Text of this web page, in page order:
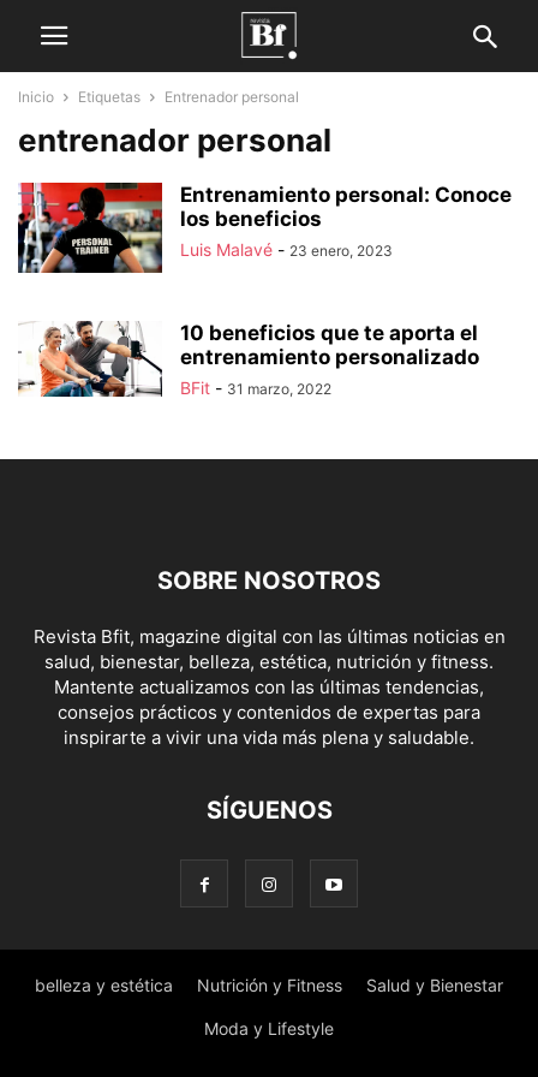
Inicio Etiquetas Entrenador personal
entrenador personal
Entrenamiento personal: Conoce
los beneficios
Luis Malavé - 23 enero, 2023
10 beneficios que te aporta el
entrenamiento personalizado
BFit - 31 marzo, 2022
SOBRE NOSOTROS
Revista Bfit, magazine digital con las últimas noticias en
salud, bienestar, belleza, estética, nutrición y fitness.
Mantente actualizamos con las últimas tendencias,
consejos prácticos y contenidos de expertas para
inspirarte a vivir una vida más plena y saludable.
SÍGUENOS
belleza y estética Nutrición y Fitness Salud y Bienestar
Moda y Lifestyle